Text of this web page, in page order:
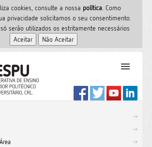
cookies, consulte a nossa polí­tica. Como
privacidade solicitamos o seu consentimento.
serão utilizados os estritamente necessários
PT